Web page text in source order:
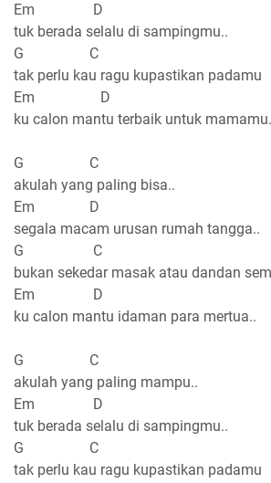
Em D
tuk berada selalu di sampingmu..
G C
tak perlu kau ragu kupastikan padamu
Em D
ku calon mantu terbaik untuk
G C
akulah yang paling bisa..
Em D
segala macam urusan rumah tangga..
G C
bukan sekedar masak atau dandan
Em D
ku calon mantu idaman para mertua..
G C
akulah yang paling mampu..
Em D
tuk berada selalu di sampingmu..
G C
tak perlu kau ragu kupastikan padamu